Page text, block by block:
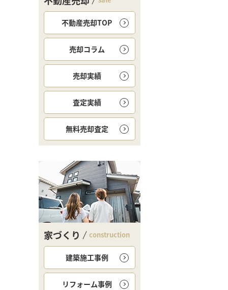
不動産売却TOP
売却コラム
売却実績
査定実績
無料売却査定
家づくり construction
建築施工事例
リフォーム事例